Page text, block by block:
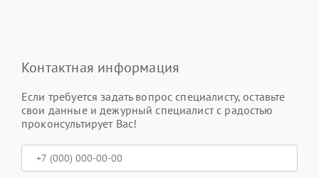
Контактная информация
Если требуется задать вопрос специалисту, оставьте
свои данные и дежурный специалист с радостью
проконсультирует Вас!